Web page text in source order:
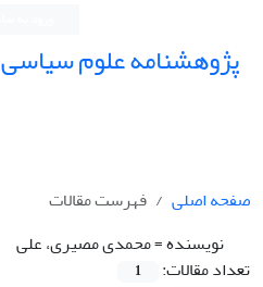
پژوهشنامه علوم سیاسی
صفحه اصلی
فهرست مقالات
نویسنده =محمدی مصیری، علی
تعداد مقالات:
1